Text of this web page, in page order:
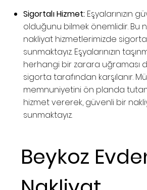
Sigortalı Hizmet: Eşyalarınızın
olduğunu bilmek önemlidir. Bu
nakliyat hizmetlerimizde
sunmaktayız. Eşyalarınızın
herhangi bir zarara uğraması
sigorta tarafından karşılanır.
memnuniyetini ön planda
hizmet vererek, güvenli bir
sunmaktayız.
Beykoz